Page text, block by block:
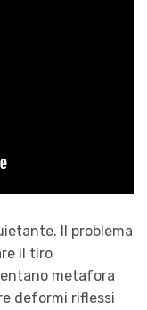
Il problema
il tiro
metafora
deformi riflessi